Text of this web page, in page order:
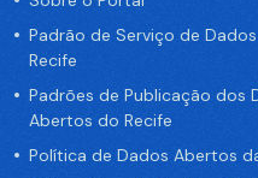
Padrão de Serviço de
Recife
Padrões de Publicação dos
Abertos do Recife
Política de Dados Abertos